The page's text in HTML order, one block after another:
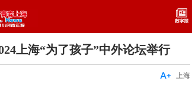
上海“为了孩子”中外论坛举行
上海
